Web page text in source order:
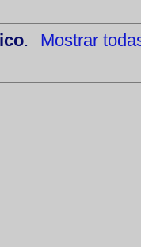
.
Mostrar